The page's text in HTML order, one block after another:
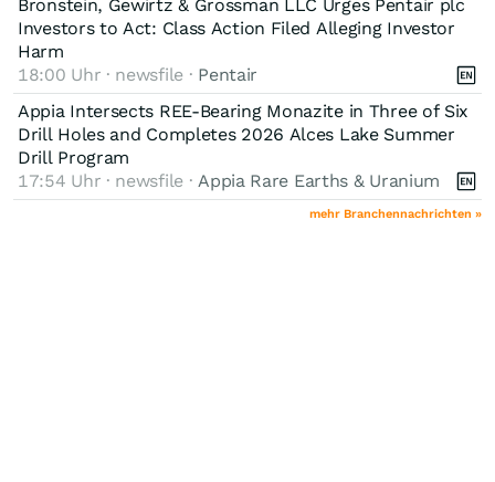
Bronstein, Gewirtz & Grossman LLC Urges Pentair plc
Investors to Act: Class Action Filed Alleging Investor
Harm
18:00 Uhr · newsfile · Pentair
Appia Intersects REE-Bearing Monazite in Three of Six
Drill Holes and Completes 2026 Alces Lake Summer
Drill Program
17:54 Uhr · newsfile · Appia Rare Earths & Uranium
mehr Branchennachrichten »